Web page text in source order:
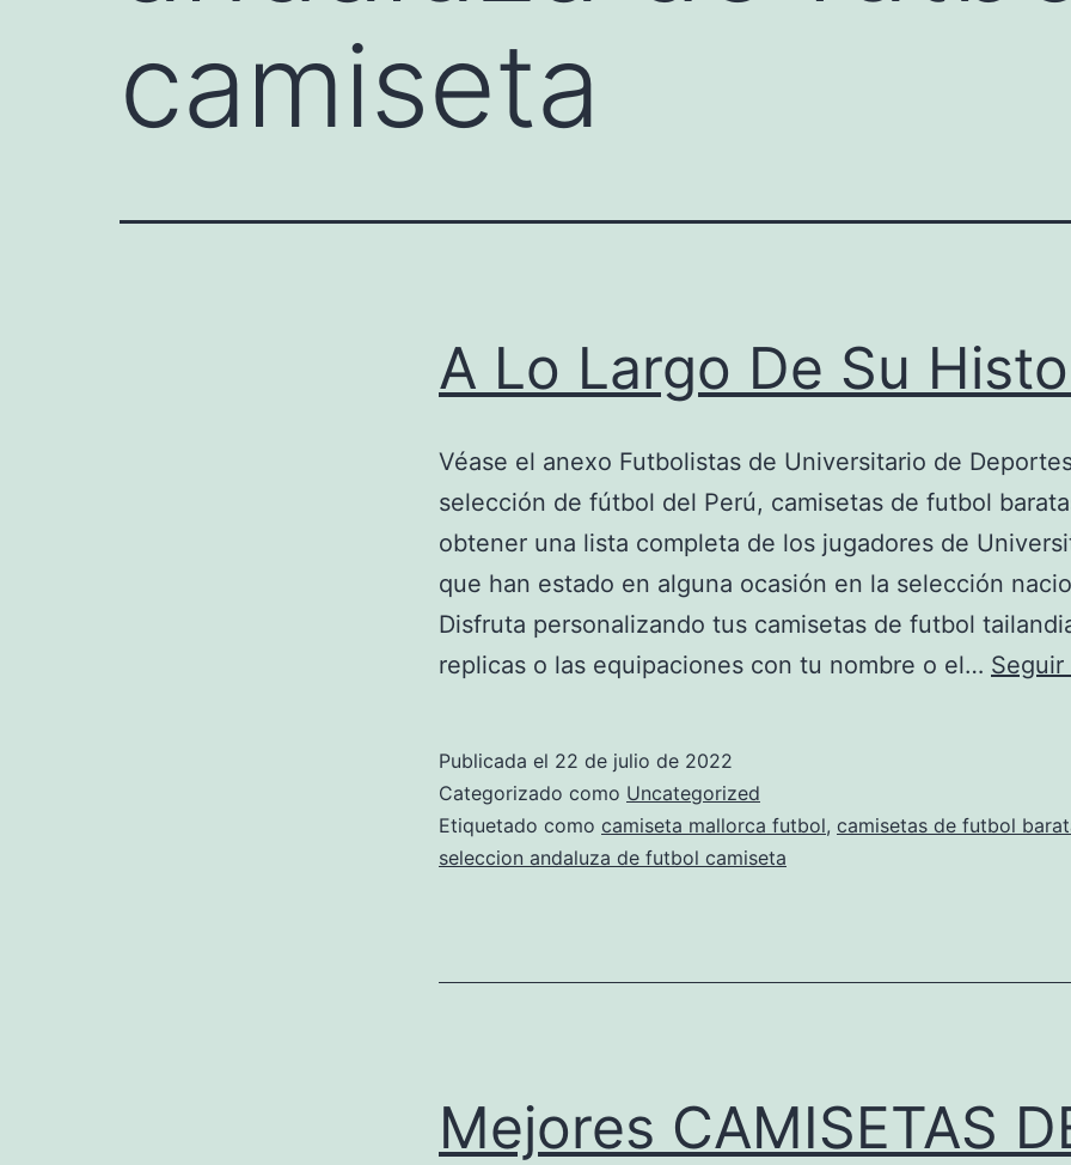
camiseta
A Lo Largo De Su
Véase el anexo Futbolistas de Universitario de
selección de fútbol del Perú, camisetas de futbol
obtener una lista completa de los jugadores de
que han estado en alguna ocasión en la selección
Disfruta personalizando tus camisetas de futbol
replicas o las equipaciones con tu nombre o el…
Publicada el 22 de julio de 2022
Categorizado como Uncategorized
Etiquetado como camiseta mallorca futbol, camisetas de futbol
seleccion andaluza de futbol camiseta
Mejores CAMISETAS